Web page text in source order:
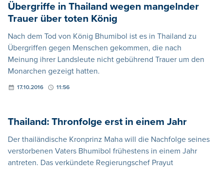
Übergriffe in Thailand wegen mangelnder
Trauer über toten König
Nach dem Tod von König Bhumibol ist es in Thailand zu
Übergriffen gegen Menschen gekommen, die nach
Meinung ihrer Landsleute nicht gebührend Trauer um den
Monarchen gezeigt hatten.
17.10.2016 11:56
Thailand: Thronfolge erst in einem Jahr
Der thailändische Kronprinz Maha will die Nachfolge seines
verstorbenen Vaters Bhumibol frühestens in einem Jahr
antreten. Das verkündete Regierungschef Prayut